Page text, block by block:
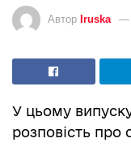
Автор Iruska
У цьому
розповість про